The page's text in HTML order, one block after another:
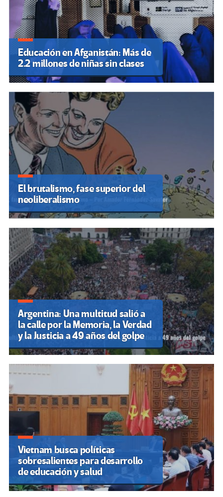
Educación en Afganistán: Más de
2.2 millones de niñas sin clases
El brutalismo, fase superior del
neoliberalismo
Argentina: Una multitud salió a
la calle por la Memoria, la Verdad
y la Justicia a 49 años del golpe
Vietnam busca políticas
sobresalientes para desarrollo
de educación y salud